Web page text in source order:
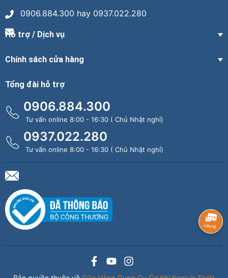
0906.884.300 hay 0937.022.280
Hỗ trợ / Dịch vụ
Chính sách cửa hàng
Tổng đài hỗ trợ
0906.884.300
Tư vấn online 8:00 - 16:30 ( Chủ Nhật nghỉ)
0937.022.280
Tư vấn online 8:00 - 16:30 ( Chủ Nhật nghỉ)